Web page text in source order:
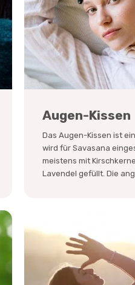
Augen-Kissen
Das Augen-Kissen ist
wird für Savasana
meistens mit
Lavendel gefüllt. Die